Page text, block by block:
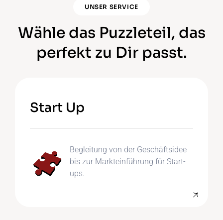
UNSER SERVICE
Wähle das Puzzleteil, das
perfekt zu Dir passt.
Start Up
Begleitung von der Geschäftsidee
bis zur Markteinführung für Start-
ups.